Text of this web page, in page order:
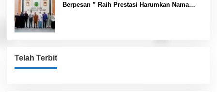
Berpesan ” Raih Prestasi Harumkan Nama
Telah Terbit